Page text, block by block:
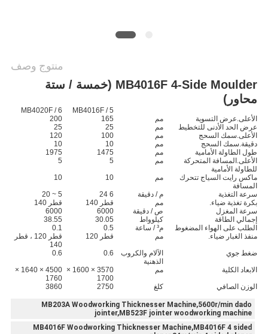
منتوج وصف
MB4016F 4-Side Moulder (خمسة / ستة
محاور)
MB4016F / 5
MB4020F / 6
الأعلى.عرض التسوية
مم 165
200
عرض الحد الأدنى للتخطيط
مم 25
25
الأعلى.سمك السحج
مم 100
120
دقيقة.سمك السحج
مم 10
10
طول الطاولة الأمامية
مم 1475
1975
الأعلى.المسافة المتحركة
للطاولة الأمامية
مم 5
5
ماكس رايت السياج تتحرك
المسافة
مم 10
10
سرعة التغذية
م / دقيقة 6 24
5 ~ 20
بكرة تغذية ضياء.
مم قطر 140
قطر 140
سرعة المغزل
ص / دقيقة 6000
6000
إجمالي الطاقة
كيلوواط 30.05
38.55
الطلب على الهواء المضغوط
م³ / ساعة 0.5
0.1
منفذ الغبار ضياء.
مم قطر 120
قطر 120 ، قطر
140
ضغط جوي
الآلام والكروب
الذهنية
0.6
0.6
الابعاد الكلية
مم
3570 × 1600 ×
1700
4500 × 1640 ×
1760
الوزن الصافي
كلغ 2750
3860
MB203A Woodworking Thicknesser Machine,5600r/min dado
jointer,MB523F jointer woodworking machine
MB4016F Woodworking Thicknesser Machine,MB4016F 4 sided